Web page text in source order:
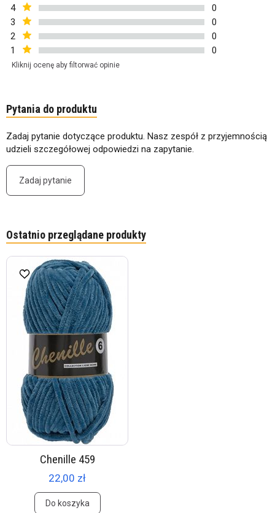
4
0
3
0
2
0
1
0
Kliknij ocenę aby filtorwać opinie
Pytania do produktu
Zadaj pytanie dotyczące produktu. Nasz zespół z przyjemnością
udzieli szczegółowej odpowiedzi na zapytanie.
Zadaj pytanie
Ostatnio przeglądane produkty
Chenille 459
22,00 zł
Do koszyka